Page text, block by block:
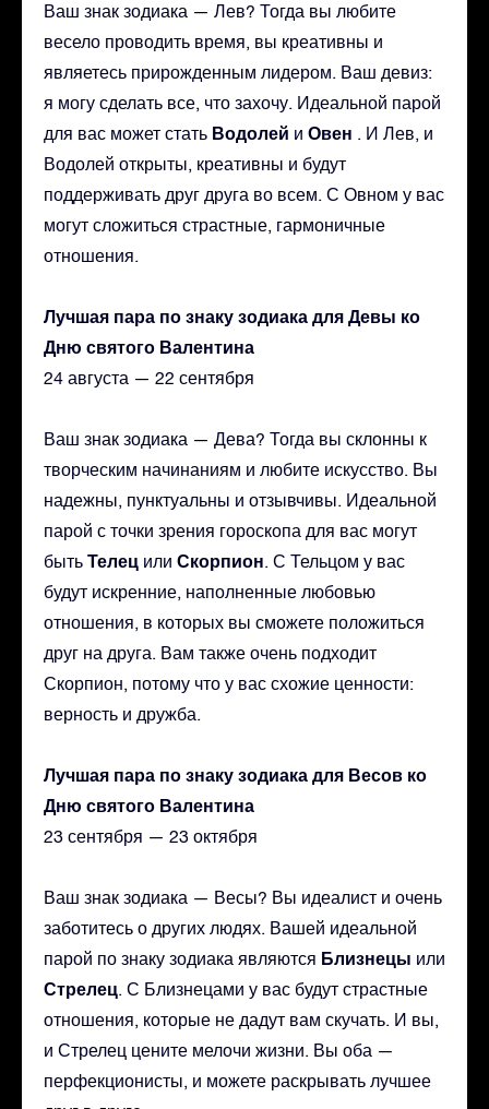
Ваш знак зодиака — Лев? Тогда вы любите
весело проводить время, вы креативны и
являетесь прирожденным лидером. Ваш девиз:
я могу сделать все, что захочу. Идеальной парой
для вас может стать Водолей и Овен . И Лев, и
Водолей открыты, креативны и будут
поддерживать друг друга во всем. С Овном у вас
могут сложиться страстные, гармоничные
отношения.
Лучшая пара по знаку зодиака для Девы ко
Дню святого Валентина
24 августа — 22 сентября
Ваш знак зодиака — Дева? Тогда вы склонны к
творческим начинаниям и любите искусство. Вы
надежны, пунктуальны и отзывчивы. Идеальной
парой с точки зрения гороскопа для вас могут
быть Телец или Скорпион. С Тельцом у вас
будут искренние, наполненные любовью
отношения, в которых вы сможете положиться
друг на друга. Вам также очень подходит
Скорпион, потому что у вас схожие ценности:
верность и дружба.
Лучшая пара по знаку зодиака для Весов ко
Дню святого Валентина
23 сентября — 23 октября
Ваш знак зодиака — Весы? Вы идеалист и очень
заботитесь о других людях. Вашей идеальной
парой по знаку зодиака являются Близнецы или
Стрелец. С Близнецами у вас будут страстные
отношения, которые не дадут вам скучать. И вы,
и Стрелец цените мелочи жизни. Вы оба —
перфекционисты, и можете раскрывать лучшее